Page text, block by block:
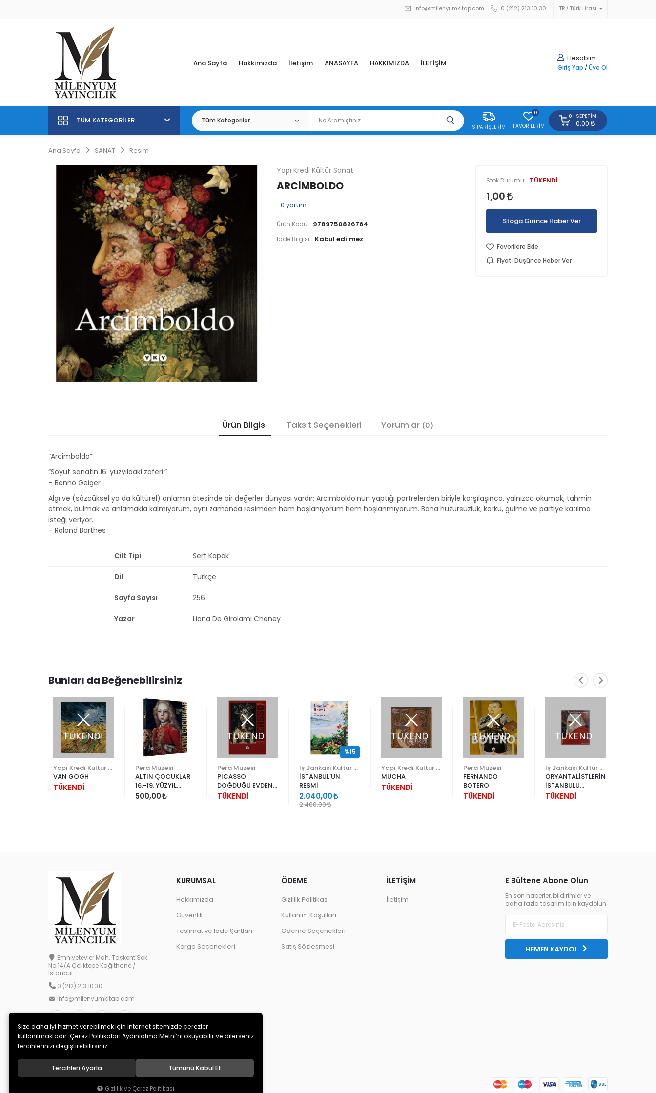
TR Türk Lirası
info@milenyumkitap.com 0 (212) 213 10 30
Hesabım
Giriş Yap / Üye Ol
Ana Sayfa Hakkımızda İletişim ANASAYFA HAKKIMIZDA İLETİŞİM
TÜM KATEGORILER
SIPARIŞLERIM
0
FAVORILERIM
0 SEPETIM
0,00
Ana Sayfa SANAT Resim
Yapı Kredi Kültür Sanat
ARCİMBOLDO
0 yorum
Ürün Kodu: 9789750826764
İade Bilgisi:
Stok Durumu: TÜKENDİ
1,00
Stoğa Girince Haber Ver
Favorilere Ekle
Fiyatı Düşünce Haber Ver
Ürün Bilgisi Taksit Seçenekleri Yorumlar (0)
“Arcimboldo”
“Soyut sanatın 16. yüzyıldaki zaferi.”
– Benno Geiger
Algı ve (sözcüksel ya da kültürel) anlamın ötesinde bir değerler dünyası vardır: Arcimboldo’nun yaptığı portrelerden biriyle karşılaşınca, yalnızca okumak, tahmin
etmek, bulmak ve anlamakla kalmıyorum, aynı zamanda resimden hem hoşlanıyorum hem hoşlanmıyorum. Bana huzursuzluk, korku, gülme ve partiye katılma
isteği veriyor.
– Roland Barthes
Cilt Tipi Sert Kapak
Dil Türkçe
Sayfa Sayısı 256
Yazar Liana De Girolami Cheney
Bunları da Beğenebilirsiniz
TÜKENDİ
VAN GOGH
TÜKENDİ
Pera Müzesi
ALTIN ÇOCUKLAR
16.-19. YÜZYIL
AVRUPASI'NDAN
500,00
TÜKENDİ
Pera Müzesi
PICASSO
DOĞDUĞU EVDEN
GRAVÜRLER VE
TÜKENDİ
İSTANBUL'UN
RESMİ
2.040,00
2.400,00
%15
TÜKENDİ
MUCHA
TÜKENDİ
TÜKENDİ
Pera Müzesi
FERNANDO
BOTERO
TÜKENDİ
TÜKENDİ
ORYANTALİSTLERİN
İSTANBULU
(İNGİLİZCE)
TÜKENDİ
Emniyetevler Mah. Taşkent Sok.
No:14/A Çeliktepe Kağıthane /
İstanbul
0 (212) 213 10 30
info@milenyumkitap.com
E Bültene Abone Olun
En son haberler, bildirimler ve
daha fazla tasarım için kaydolun
HEMEN KAYDOL
KURUMSAL
Hakkımızda
Güvenlik
Teslimat ve İade Şartları
Kargo Seçenekleri
ÖDEME
Gizlilik Politikası
Kullanım Koşulları
Ödeme Seçenekleri
Satış Sözleşmesi
İLETİŞİM
İletişim
Size daha iyi hizmet verebilmek için internet sitemizde çerezler
kullanılmaktadır. Çerez Politikaları Aydınlatma Metni’ni okuyabilir ve dilerseniz
tercihlerinizi değiştirebilirsiniz.
Tercihleri Ayarla Tümünü Kabul Et
Gizlilik ve Çerez Politikası